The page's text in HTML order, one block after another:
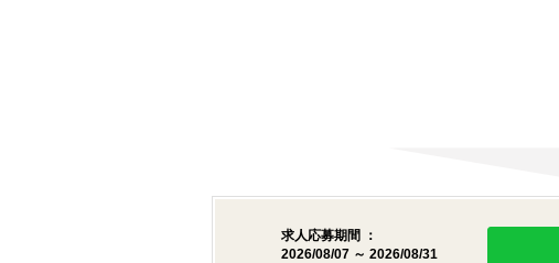
求人応募期間 ：
2026/08/07 ～ 2026/08/31